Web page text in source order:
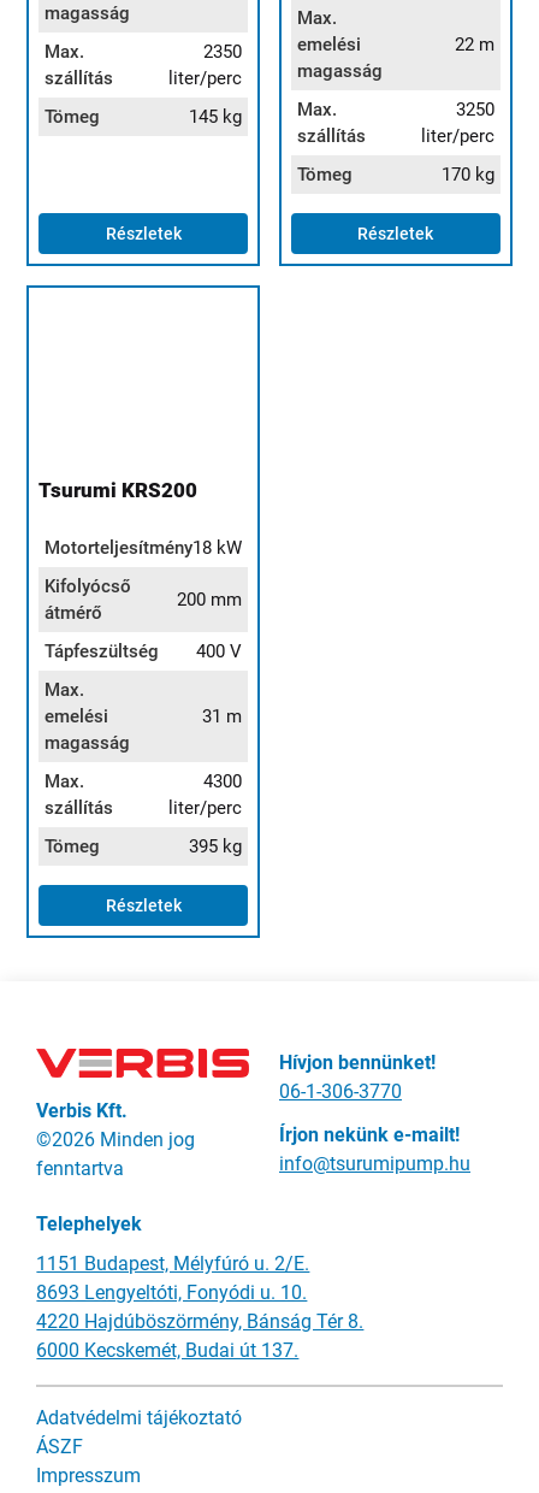
magasság
Max.
szállítás
2350
liter/perc
Tömeg
145 kg
Részletek
Max.
emelési
magasság
22 m
Max.
szállítás
3250
liter/perc
Tömeg
170 kg
Részletek
Tsurumi KRS200
Motorteljesítmény18 kW
Kifolyócső
átmérő
200 mm
Tápfeszültség
400 V
Max.
emelési
magasság
31 m
Max.
szállítás
4300
liter/perc
Tömeg
395 kg
Részletek
Verbis Kft.
©2026 Minden jog
fenntartva
Hívjon bennünket!
06-1-306-3770
Írjon nekünk e-mailt!
info@tsurumipump.hu
Telephelyek
1151 Budapest, Mélyfúró u. 2/E.
8693 Lengyeltóti, Fonyódi u. 10.
4220 Hajdúböszörmény, Bánság Tér 8.
6000 Kecskemét, Budai út 137.
Adatvédelmi tájékoztató
ÁSZF
Impresszum